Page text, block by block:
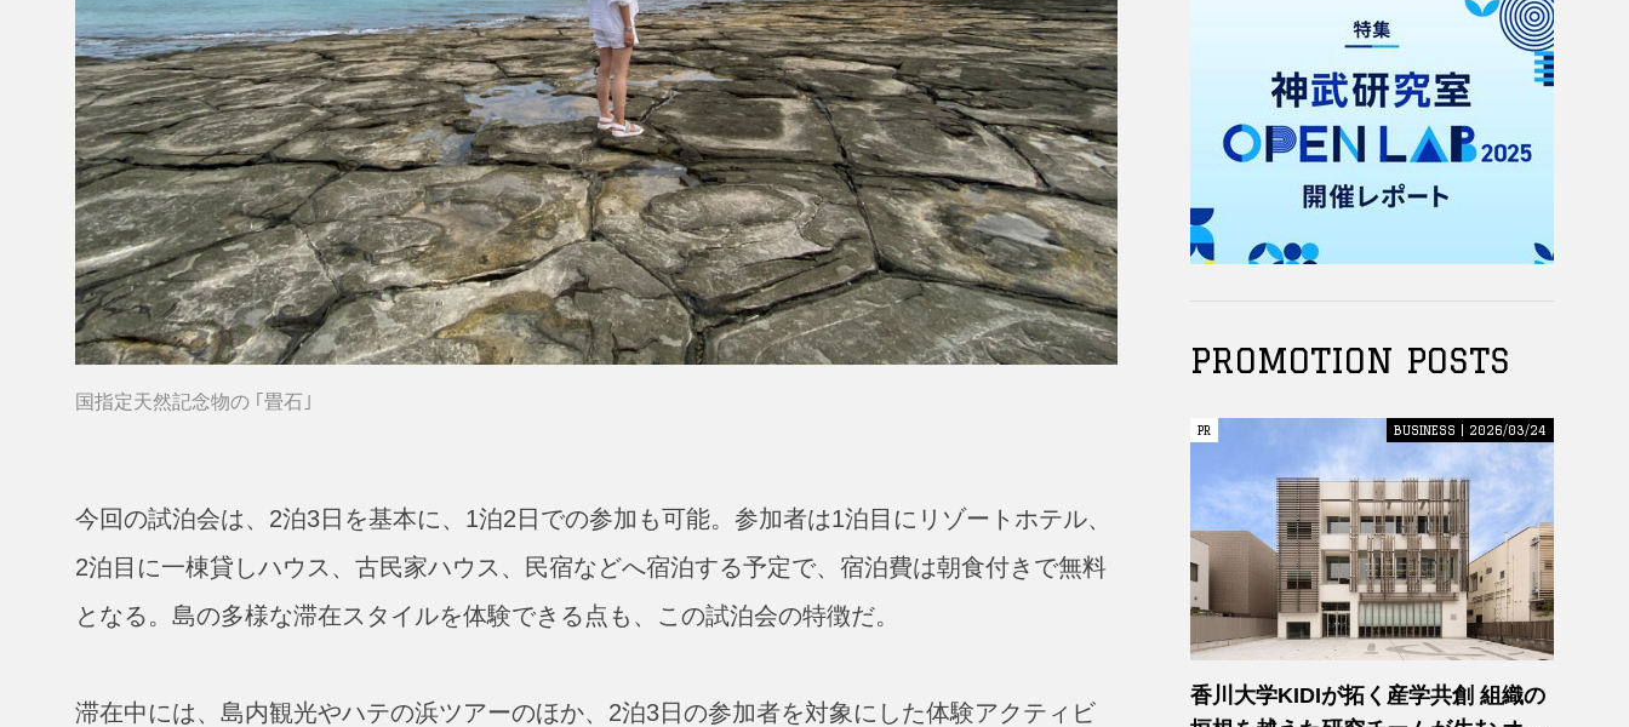
国指定天然記念物の ｢畳石｣
今回の試泊会は、2泊3日を基本に、1泊2日での参加も可能。参加者は1泊目にリゾートホテル、
2泊目に一棟貸しハウス、古民家ハウス、民宿などへ宿泊する予定で、宿泊費は朝食付きで無料
となる。島の多様な滞在スタイルを体験できる点も、この試泊会の特徴だ。
滞在中には、島内観光やハテの浜ツアーのほか、2泊3日の参加者を対象にした体験アクティビ
PROMOTION POSTS
PR
PR BUSINESS | 2026/03/24
香川大学KIDIが拓く産学共創 組織の